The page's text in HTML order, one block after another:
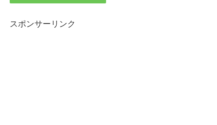
スポンサーリンク